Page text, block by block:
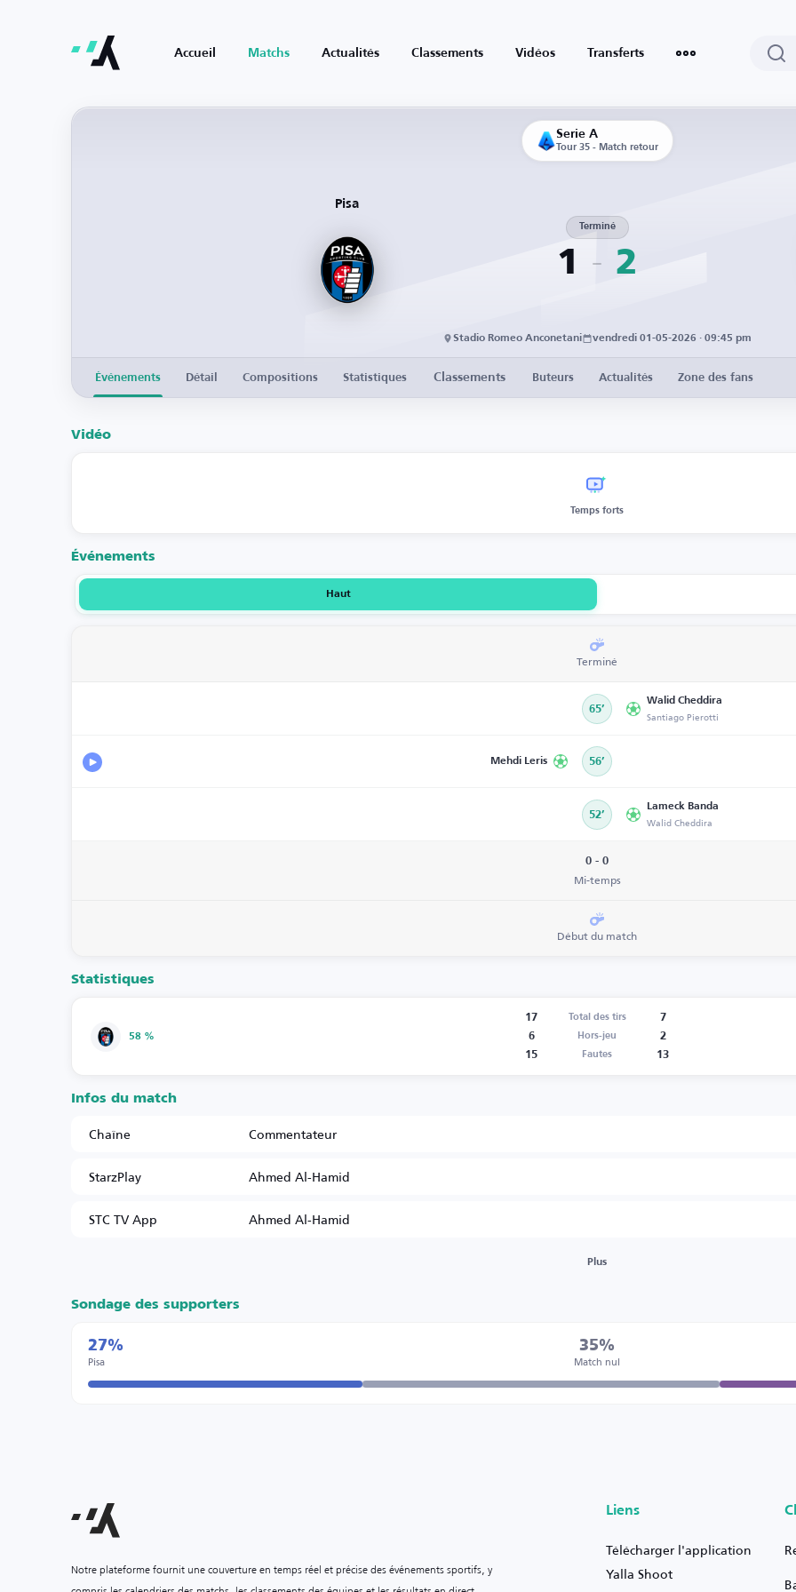
Accueil Matchs Actualités Classements Vidéos Transferts
Serie A
Tour 35 - Match retour
Pisa
1
Terminé
2
Stadio Romeo Anconetani vendredi 01-05-2026 · 09:45 pm
Événements Détail Compositions Statistiques Classements Buteurs Actualités Zone des fans
Vidéo
Temps forts
Événements
Haut
Terminé
65’
Walid Cheddira
Santiago Pierotti
Mehdi Leris 56’
52’
Lameck Banda
Walid Cheddira
0 - 0
Mi-temps
Début du match
Statistiques
58 %
17 Total des tirs
7
6
Hors-jeu
2
15
Fautes 13
Infos du match
Chaîne
Commentateur
StarzPlay
Ahmed Al-Hamid
STC TV App
Ahmed Al-Hamid
Plus
Sondage des supporters
27%
Pisa
35%
Match nul
Notre plateforme fournit une couverture en temps réel et précise des événements sportifs, y
Liens
Télécharger l'application
Yalla Shoot